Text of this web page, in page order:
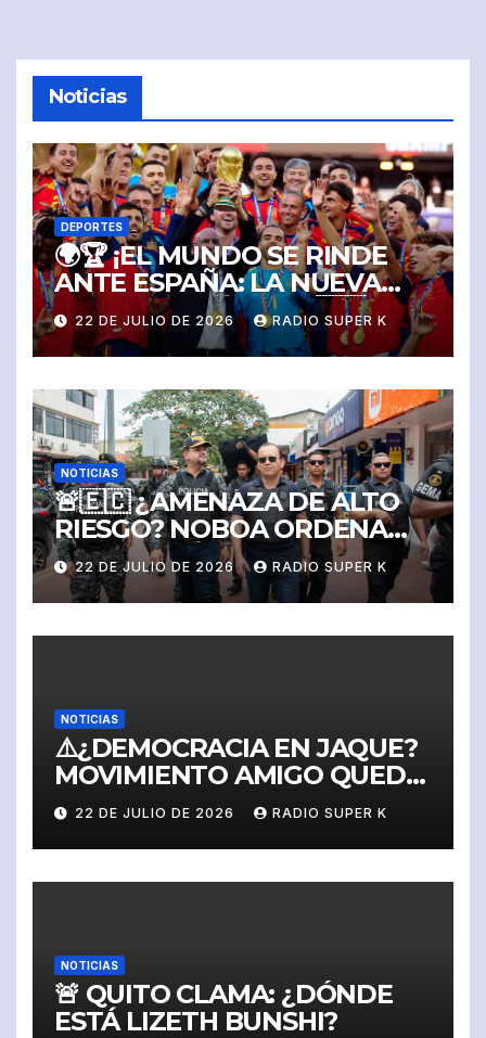
Noticias
DEPORTES
🌍🏆 ¡EL MUNDO SE RINDE
ANTE ESPAÑA: LA NUEVA
REINA DEL FÚTBOL! 🇪🇸
22 DE JULIO DE 2026 RADIO SUPER K
NOTICIAS
🚨🇪🇨 ¿AMENAZA DE ALTO
RIESGO? NOBOA ORDENA
PROTECCIÓN MILITAR Y
POLICIAL PARA JOHN
REIMBERG Y SU FAMILIA
22 DE JULIO DE 2026 RADIO SUPER K
NOTICIAS
⚠️¿DEMOCRACIA EN JAQUE?
MOVIMIENTO AMIGO QUEDA
SUSPENDIDO Y SIN
DERECHO A IMPUGNAR
22 DE JULIO DE 2026 RADIO SUPER K
NOTICIAS
🚨 QUITO CLAMA: ¿DÓNDE
ESTÁ LIZETH BUNSHI?